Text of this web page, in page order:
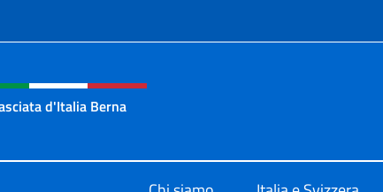
social e menù
d'Italia Berna